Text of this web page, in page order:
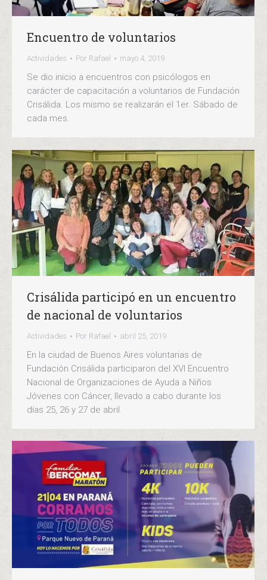
Encuentro de voluntarios
Actividades Por Rafael mayo 4, 2019
Se dio inicio a encuentros con psicólogos en
carácter de capacitación a voluntarios de Fundación
Crisálida. Los mismo se realizarán el 1er. Sábado de
cada mes.
Crisálida participó en un encuentro
de nacional de voluntarios
Actividades Por Rafael abril 25, 2019
En la ciudad de Buenos Aires voluntarias de
Fundación Crisálida participaron del XVI Encuentro
Nacional de Organizaciones de Ayuda a Niños
Jóvenes con Cáncer, llevado a cabo durante los
días 25, 26 y 27 de abril.